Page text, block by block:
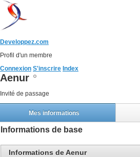
Developpez.com
Profil d'un membre
Connexion S'inscrire Index
Aenur
Invité de passage
Mes informations
Informations de base
Informations de Aenur